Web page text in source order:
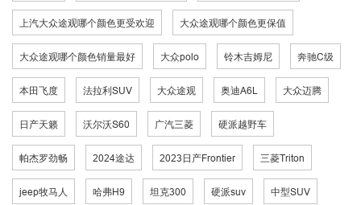
上汽大众途观哪个颜色更受欢迎 大众途观哪个颜色更保值
大众途观哪个颜色销量最好 大众polo 铃木吉姆尼 奔驰C级
本田飞度 法拉利SUV 大众途观 奥迪A6L 大众迈腾
日产天籁 沃尔沃S60 广汽三菱 硬派越野车
帕杰罗劲畅 2024途达 2023日产Frontier 三菱Triton
jeep牧马人 哈弗H9 坦克300 硬派suv 中型SUV